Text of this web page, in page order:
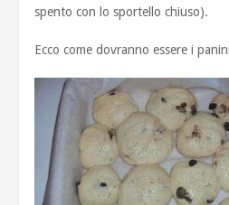
spento con lo sportello chiuso).
Ecco come dovranno essere i